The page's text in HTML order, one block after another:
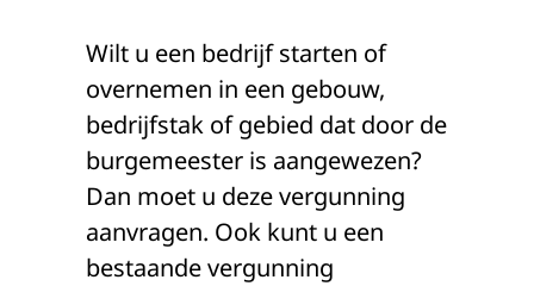
Wilt u een bedrijf starten of
overnemen in een gebouw,
bedrijfstak of gebied dat door de
burgemeester is aangewezen?
Dan moet u deze vergunning
aanvragen. Ook kunt u een
bestaande vergunning